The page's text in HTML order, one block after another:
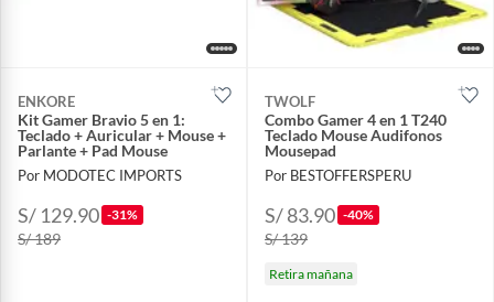
ENKORE
Kit Gamer Bravio 5 en 1:
Teclado + Auricular + Mouse +
Parlante + Pad Mouse
Por MODOTEC IMPORTS
S/ 129.90 -31%
S/ 189
TWOLF
Combo Gamer 4 en 1 T240
Teclado Mouse Audifonos
Mousepad
Por BESTOFFERSPERU
S/ 83.90 -40%
S/ 139
Retira mañana